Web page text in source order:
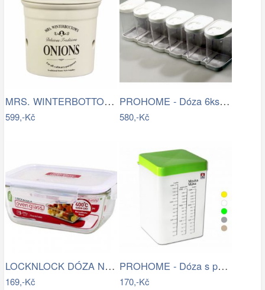
MRS. WINTERBOTTOM\'S Dóza na cibuli
599,-Kč
PROHOME - Dóza 6ks se sypacím otvorem
580,-Kč
LOCKNLOCK DÓZA NA POTRAVINY,…
169,-Kč
PROHOME - Dóza s potiskem 2500ml různé…
170,-Kč